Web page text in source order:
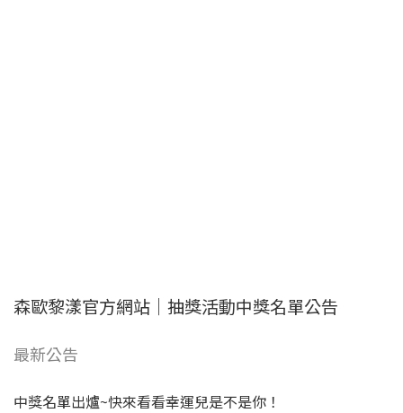
森歐黎漾官方網站｜抽獎活動中獎名單公告
最新公告
中獎名單出爐~快來看看幸運兒是不是你！